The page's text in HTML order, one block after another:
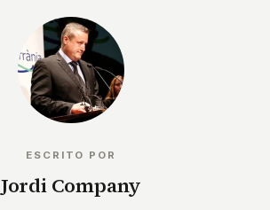
ESCRITO POR
Jordi Company